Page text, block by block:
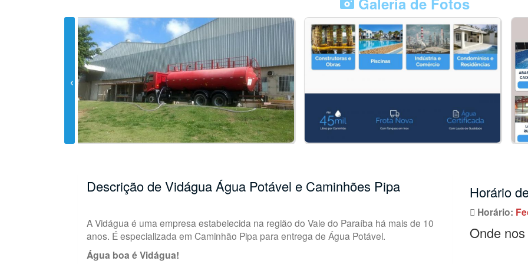
Descrição de Vidágua Água Potável e Caminhões Pipa
A Vidágua é uma empresa estabelecida na região do Vale do Paraíba há mais de 10
anos. É especializada em Caminhão Pipa para entrega de Água Potável.
Água boa é Vidágua!
Horário
Horário:
Onde